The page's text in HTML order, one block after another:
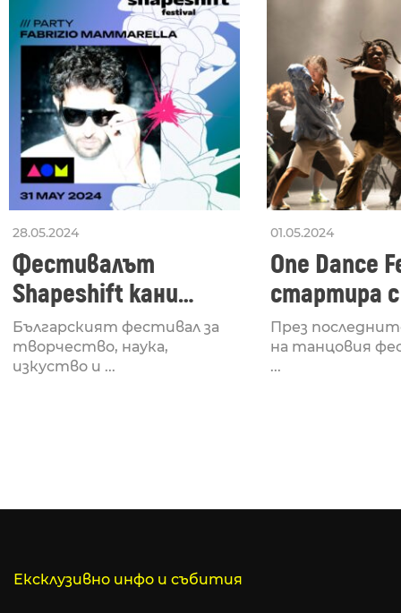
28.05.2024
Фестивалът
Shapeshift кани
Fabrizio Mammarella
за откриването си
Българският фестивал за
творчество, наука,
изкуство и ...
01.05.2024
One Dance
стартира
Lucid,
рейв
През
на танцовия
...
Ексклузивно инфо и събития